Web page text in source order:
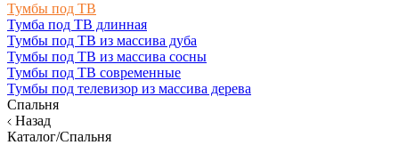
Тумбы под ТВ
Тумба под ТВ длинная
Тумбы под ТВ из массива дуба
Тумбы под ТВ из массива сосны
Тумбы под ТВ современные
Тумбы под телевизор из массива дерева
Спальня
Назад
Каталог/Спальня